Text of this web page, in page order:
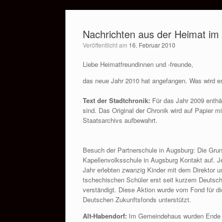
springenNachrichten aus der Heimat
Veröffentlicht am 16. Februar 2010
Liebe Heimatfreundinnen und -freunde,
das neue Jahr 2010 hat angefangen. Was wird
Text der Stadtchronik: Für das Jahr 2009
sind. Das Original der Chronik wird auf Papier
Staatsarchivs aufbewahrt.
Besuch der Partnerschule in Augsburg: Die
Kapellenvolksschule in Augsburg Kontakt auf.
Jahr erlebten zwanzig Kinder mit dem Direktor
tschechischen Schüler erst seit kurzem
verständigt. Diese Aktion wurde vom Fond für
Deutschen Zukunftsfonds unterstützt.
Alt-Habendorf: Im Gemeindehaus wurden